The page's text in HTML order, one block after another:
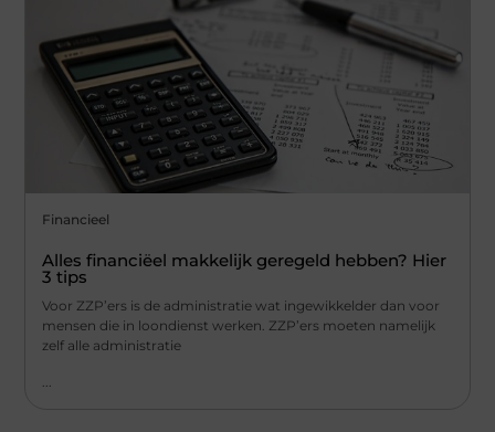
Financieel
Alles financiëel makkelijk geregeld hebben? Hier
3 tips
Voor ZZP’ers is de administratie wat ingewikkelder dan voor
mensen die in loondienst werken. ZZP’ers moeten namelijk
zelf alle administratie